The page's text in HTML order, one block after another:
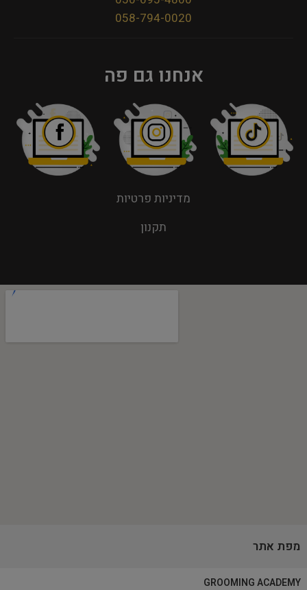
058-794-0020
אנחנו גם פה
מדיניות פרטיות
תקנון
מפת אתר
GROOMING ACADEMY